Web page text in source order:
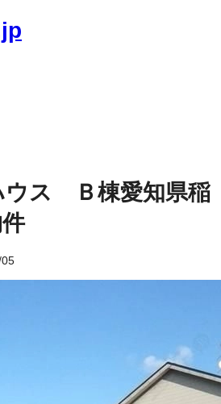
ウス Ｂ棟愛知県稲